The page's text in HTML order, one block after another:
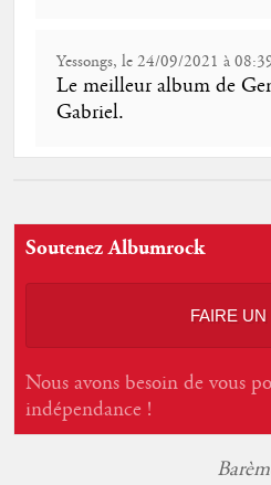
Yessongs, le 24/09/2021 à
Le meilleur album de
Gabriel.
Soutenez Albumrock
FAIRE UN
Nous avons besoin de vous
indépendance !